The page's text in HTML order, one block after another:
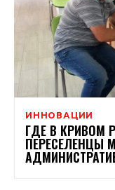
ИННОВАЦИИ
ГДЕ В КРИВОМ
ПЕРЕСЕЛЕНЦЫ